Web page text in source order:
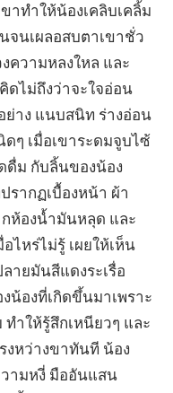
าทำให้น้องเคลิบเคลิ้ม
นเผลอสบตาเขาชั่ว
ความหลงใหล และ
ไม่ถึงว่าจะใจอ่อน
ย่าง แนบสนิท ร่างอ่อน
ๆ เมื่อเขาระดมจูบไซ้
ดื่ม กับลิ้นของน้อง
รากฏเบื้องหน้า ผ้า
ห้องน้ำมันหลุด และ
ไหร่ไม่รู้ เผยให้เห็น
ายมันสีแดงระเรื่อ
น้องที่เกิดขึ้นมาเพราะ
ำให้รู้สึกเหนียวๆ และ
งหว่างขาทันที น้อง
ามหงี่ มืออันแสน